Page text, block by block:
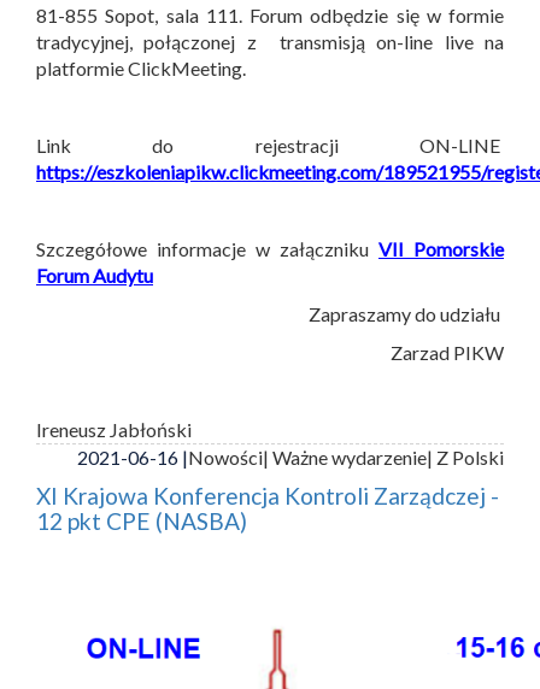
81-855 Sopot, sala 111. Forum odbędzie się w formie
tradycyjnej, połączonej z transmisją on-line live na
platformie ClickMeeting.
Link do rejestracji ON-LINE
https://eszkoleniapikw.clickmeeting.com/189521955/
Szczegółowe informacje w załączniku VII Pomorskie
Forum Audytu
Zapraszamy do udziału
Zarzad PIKW
Ireneusz Jabłoński
2021-06-16 |Nowości| Ważne wydarzenie| Z Polski
XI Krajowa Konferencja Kontroli Zarządczej -
12 pkt CPE (NASBA)